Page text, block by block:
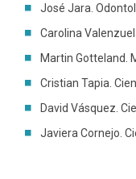
José Jara.
Carolina
Martin Gotteland.
Cristian Tapia.
David Vásquez.
Javiera Cornejo.